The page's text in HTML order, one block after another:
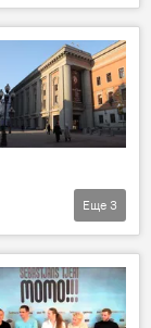
Еще 3